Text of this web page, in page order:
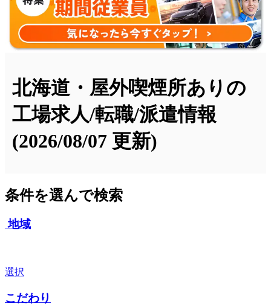
北海道・屋外喫煙所ありの
工場求人/転職/派遣情報
(2026/08/07 更新)
条件を選んで検索
地域
選択
こだわり